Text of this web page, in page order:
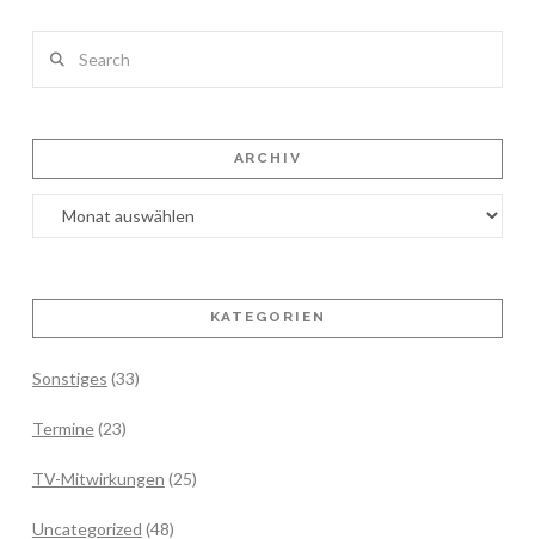
ARCHIV
Archiv
KATEGORIEN
Sonstiges (33)
Termine(23)
TV-Mitwirkungen (25)
Uncategorized (48)